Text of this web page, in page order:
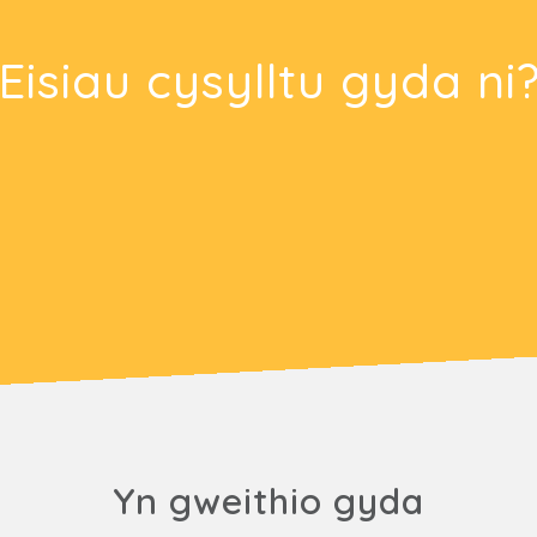
Eisiau cysylltu gyda
Yn gweithio gyda